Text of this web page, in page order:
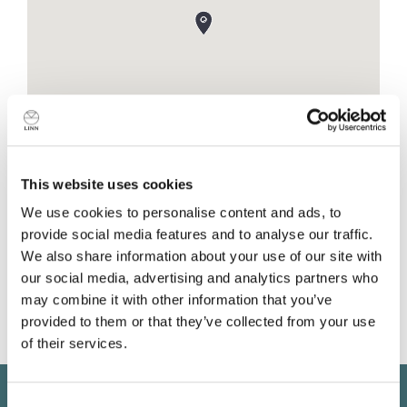
This website uses cookies
We use cookies to personalise content and ads, to
provide social media features and to analyse our traffic.
We also share information about your use of our site with
our social media, advertising and analytics partners who
may combine it with other information that you’ve
provided to them or that they’ve collected from your use
of their services.
Über den Händler
Neustadtstrasse 3
Luzern
6003
Switzerland